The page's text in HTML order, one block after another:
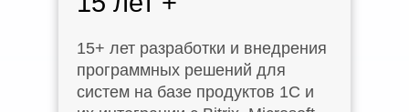
15+ лет разработки и внедрения
программных решений для
систем на базе продуктов 1C и